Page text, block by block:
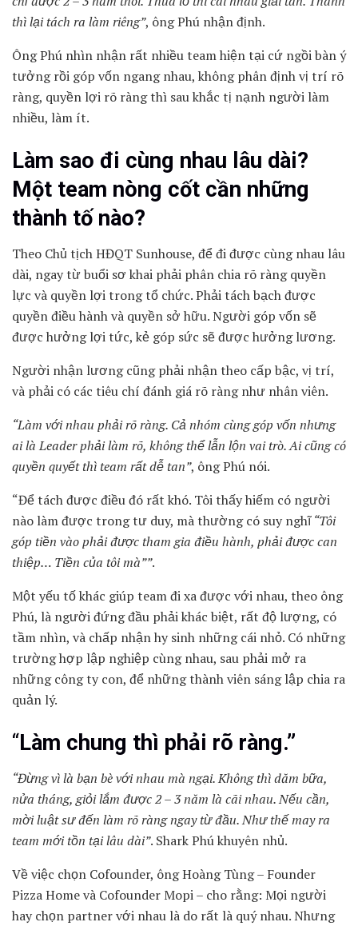
thì lại tách ra làm riêng”, ông Phú nhận định.
Ông Phú nhìn nhận rất nhiều team hiện tại cứ ngồi bàn ý
tưởng rồi góp vốn ngang nhau, không phân định vị trí rõ
ràng, quyền lợi rõ ràng thì sau khắc tị nạnh người làm
nhiều, làm ít.
Làm sao đi cùng nhau lâu dài?
Một team nòng cốt cần những
thành tố nào?
Theo Chủ tịch HĐQT Sunhouse, để đi được cùng nhau lâu
dài, ngay từ buổi sơ khai phải phân chia rõ ràng quyền
lực và quyền lợi trong tổ chức. Phải tách bạch được
quyền điều hành và quyền sở hữu. Người góp vốn sẽ
được hưởng lợi tức, kẻ góp sức sẽ được hưởng lương.
Người nhận lương cũng phải nhận theo cấp bậc, vị trí,
và phải có các tiêu chí đánh giá rõ ràng như nhân viên.
“Làm với nhau phải rõ ràng. Cả nhóm cùng góp vốn nhưng
ai là Leader phải làm rõ, không thể lẫn lộn vai trò. Ai cũng có
quyền quyết thì team rất dễ tan”, ông Phú nói.
“Để tách được điều đó rất khó. Tôi thấy hiếm có người
nào làm được trong tư duy, mà thường có suy nghĩ“Tôi
góp tiền vào phải được tham gia điều hành, phải được can
thiệp… Tiền của tôi mà””.
Một yếu tố khác giúp team đi xa được với nhau, theo ông
Phú, là người đứng đầu phải khác biệt, rất độ lượng, có
tầm nhìn, và chấp nhận hy sinh những cái nhỏ. Có những
trường hợp lập nghiệp cùng nhau, sau phải mở ra
những công ty con, để những thành viên sáng lập chia ra
quản lý.
“Làm chung thì phải rõ ràng.”
“Đừng vì là bạn bè với nhau mà ngại. Không thì dăm bữa,
nửa tháng, giỏi lắm được 2 – 3 năm là cãi nhau. Nếu cần,
mời luật sư đến làm rõ ràng ngay từ đầu. Như thế may ra
team mới tồn tại lâu dài”. Shark Phú khuyên nhủ.
Về việc chọn Cofounder, ông Hoàng Tùng – Founder
Pizza Home và Cofounder Mopi – cho rằng: Mọi người
hay chọn partner với nhau là do rất là quý nhau. Nhưng